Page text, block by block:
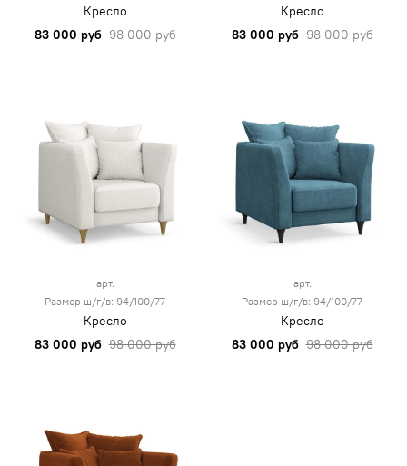
Кресло
83 000 руб 98 000 руб
Кресло
83 000 руб 98 000 руб
арт.
Размер ш/г/в: 94/100/77
Кресло
83 000 руб 98 000 руб
арт.
Размер ш/г/в: 94/100/77
Кресло
83 000 руб 98 000 руб